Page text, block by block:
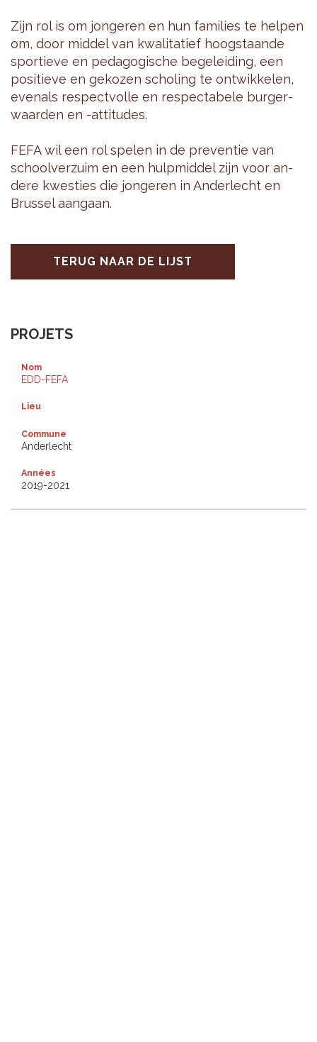
Zijn rol is om jon­ge­ren en hun fa­mi­lies te hel­pen
om, door mid­del van kwa­li­ta­tief hoog­staan­de
spor­tie­ve en pe­da­go­gi­sche be­ge­lei­ding, een
po­si­tie­ve en ge­ko­zen scho­ling te ont­wik­ke­len,
even­als res­pect­vol­le en res­pec­ta­be­le bur­ger­
waar­den en -at­ti­tu­des.
FEFA wil een rol spe­len in de pre­ven­tie van
school­ver­zuim en een hulp­mid­del zijn voor an­
de­re kwes­ties die jon­ge­ren in An­der­lecht en
Brus­sel aan­gaan.
TERUG NAAR DE LIJST
PROJETS
Nom
EDD-FEFA
Lieu
Commune
Anderlecht
Années
2019-2021